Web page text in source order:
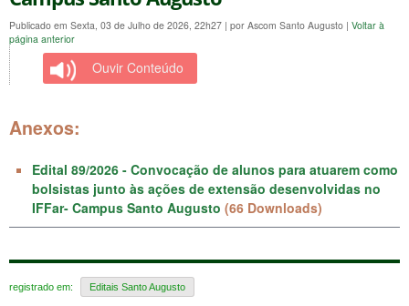
Publicado em Sexta, 03 de Julho de 2026, 22h27 | por Ascom Santo Augusto | Voltar à
página anterior
Ouvir Conteúdo
Anexos:
Edital 89/2026 - Convocação de alunos para atuarem como
bolsistas junto às ações de extensão desenvolvidas no
IFFar- Campus Santo Augusto (66 Downloads)
registrado em: Editais Santo Augusto